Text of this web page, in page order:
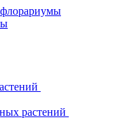
растений